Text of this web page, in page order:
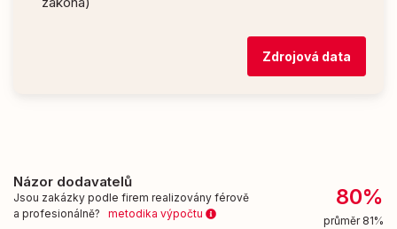
Zdrojová data
Názor dodavatelů
Jsou zakázky podle firem realizovány férově
a profesionálně? metodika výpočtu
80%
průměr 81%